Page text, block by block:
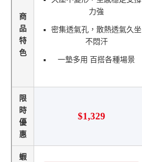
商
品
特
色
力強
密集透氣孔，散熱透氣久坐
不悶汗
一墊多用 百搭各種場景
限
時
優
惠
$1,329
蝦